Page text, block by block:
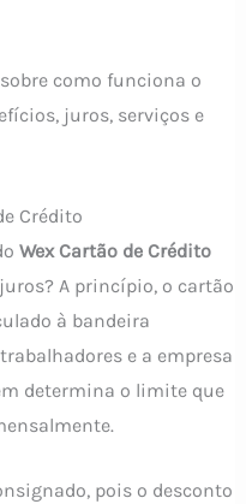
como funciona o
juros, serviços e
Crédito
Wex Cartão de Crédito
A princípio, o cartão
à bandeira
e a empresa
determina o limite que
pois o desconto